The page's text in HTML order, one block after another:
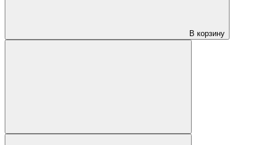
В корзину